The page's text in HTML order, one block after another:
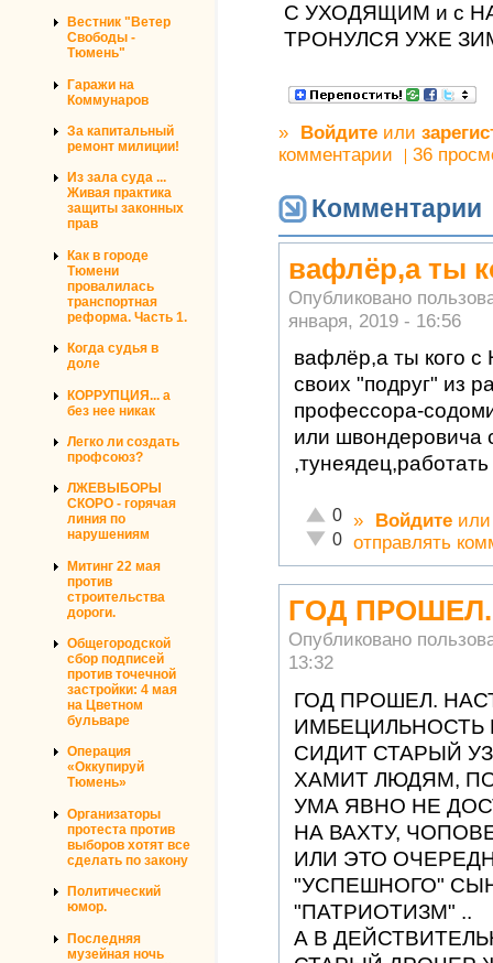
Вестник "Ветер
Свободы -
Тюмень"
Гаражи на
Коммунаров
За капитальный
ремонт милиции!
Из зала суда ...
Живая практика
защиты законных
прав
Как в городе
Тюмени
провалилась
транспортная
реформа. Часть 1.
Когда судья в
доле
КОРРУПЦИЯ... а
без нее никак
Легко ли создать
профсоюз?
ЛЖЕВЫБОРЫ
СКОРО - горячая
линия по
нарушениям
Митинг 22 мая
против
строительства
дороги.
Общегородской
сбор подписей
против точечной
застройки: 4 мая
на Цветном
бульваре
Операция
«Оккупируй
Тюмень»
Организаторы
протеста против
выборов хотят все
сделать по закону
Политический
юмор.
Последняя
музейная ночь
С УХОДЯЩИМ и с
ТРОНУЛСЯ УЖЕ
» Войдите или
комментарии
36
Комментарии
вафлёр,а ты
Опубликовано
января, 2019 - 16:56
вафлёр,а ты кого с
своих "подруг" из
профессора-
или швондеровича
Отлично!
0
Неадекватно!
0
» Войдите
отправлять
ГОД
Опубликовано
13:32
ГОД ПРОШЕЛ.
ИМБЕЦИЛЬНОСТЬ
СИДИТ СТАРЫЙ
ХАМИТ ЛЮДЯМ,
УМА ЯВНО НЕ
НА ВАХТУ,
ИЛИ ЭТО
"УСПЕШНОГО"
"ПАТРИОТИЗМ" ..
А В